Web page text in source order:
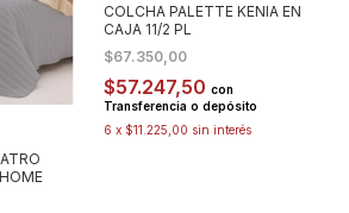
COLCHA PALETTE KENIA EN
CAJA 11/2 PL
$67.350,00
$57.247,50 con
Transferencia o depósito
6 x $11.225,00 sin interés